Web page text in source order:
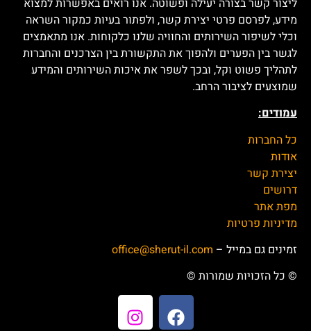
ליצור קשר בצורה יעילה ופשוטה. אנו רואים באפשרות למצוא
מידע, לפרסם פרטי יצירת קשר, ולפתור בעיות כמקור השראה
וכלי לשיפור השירותים והחוויה שלנו כלקוחות. אנו מתאמצים
לגשר בין הפערים ולהפוך את התקשורת בין הצרכנים והחברות
לתהליך פשוט וקל, ובכך לשפר את איכות השירותים והמידע
שמוצעים לציבור הרחב.
עמודים:
כל החברות
אודות
יצירת קשר
דרושים
מפת אתר
מדיניות פרטיות
זמינים גם במייל – office@sherut-il.com
© כל הזכויות שמורות ©